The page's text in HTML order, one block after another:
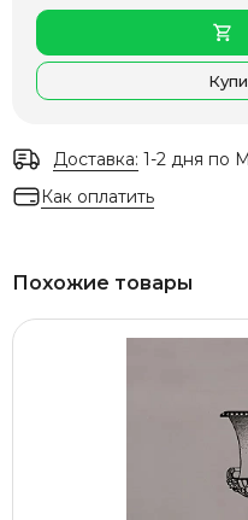
Доставка: 1-2 дня по
Как оплатить
Похожие товары